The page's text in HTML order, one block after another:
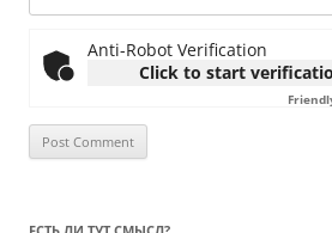
Anti-Robot Verification
Click to start